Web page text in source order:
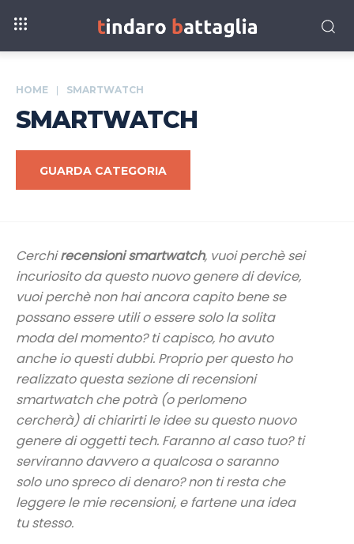
HOME SMARTWATCH
SMARTWATCH
GUARDA CATEGORIA
Cerchirecensioni smartwatch, vuoi perchè sei
incuriosito da questo nuovo genere di device,
vuoi perchè non hai ancora capito bene se
possano essere utili o essere solo la solita
moda del momento? ti capisco, ho avuto
anche io questi dubbi. Proprio per questo ho
realizzato questa sezione di recensioni
smartwatch che potrà (o perlomeno
cercherà) di chiarirti le idee su questo nuovo
genere di oggetti tech. Faranno al caso tuo? ti
serviranno davvero a qualcosa o saranno
solo uno spreco di denaro? non ti resta che
leggere le mie recensioni, e fartene una idea
tu stesso.